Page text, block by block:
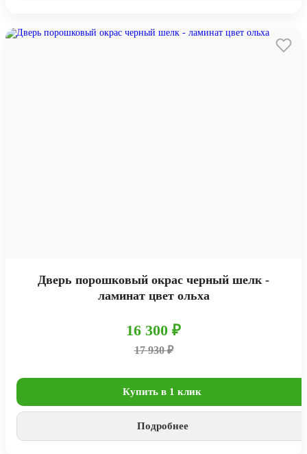
Дверь порошковый окрас черный шелк -
ламинат цвет ольха
16 300 ₽
17 930 ₽
Купить в 1 клик
Подробнее